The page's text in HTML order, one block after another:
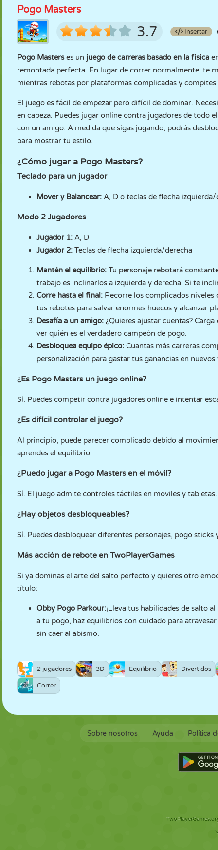
Pogo Masters
3.7 Insertar
Pogo Masterses un juego de carreras basado en la física
remontada perfecta. En lugar de correr normalmente, te
mientras rebotas por plataformas complicadas y
El juego es fácil de empezar pero difícil de dominar.
en cabeza. Puedes jugar online contra jugadores de todo
con un amigo. A medida que sigas jugando, podrás
para mostrar tu estilo.
¿Cómo jugar a Pogo Masters?
Teclado para un jugador
Mover y Balancear: A, D o teclas de flecha izquierda/
Modo 2 Jugadores
Jugador 1: A, D
Jugador 2: Teclas de flecha izquierda/derecha
Mantén el equilibrio: Tu personaje rebotará
trabajo es inclinarlos a izquierda y derecha. Si te
Corre hasta el final: Recorre los complicados
tus rebotes para salvar enormes huecos y alcanzar
Desafía a un amigo: ¿Quieres ajustar cuentas?
ver quién es el verdadero campeón de pogo.
Desbloquea equipo épico: Cuantas más carreras
personalización para gastar tus ganancias en
¿Es Pogo Masters un juego online?
Sí. Puedes competir contra jugadores online e intentar
¿Es difícil controlar el juego?
Al principio, puede parecer complicado debido al
aprendes el equilibrio.
¿Puedo jugar a Pogo Masters en el móvil?
Sí. El juego admite controles táctiles en móviles y tabletas.
¿Hay objetos desbloqueables?
Sí. Puedes desbloquear diferentes personajes, pogo
Más acción de rebote en TwoPlayerGames
Si ya dominas el arte del salto perfecto y quieres otro
título:
Obby Pogo Parkour:¡Lleva tus habilidades de salto
a tu pogo, haz equilibrios con cuidado para
sin caer al abismo.
2 jugadores 3D Equilibrio Divertidos
Correr
Sobre nosotros Ayuda Política